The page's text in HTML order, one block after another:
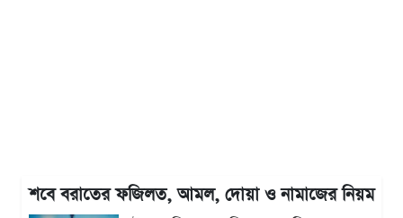
শবে বরাতের ফজিলত, আমল, দোয়া ও নামাজের নিয়ম